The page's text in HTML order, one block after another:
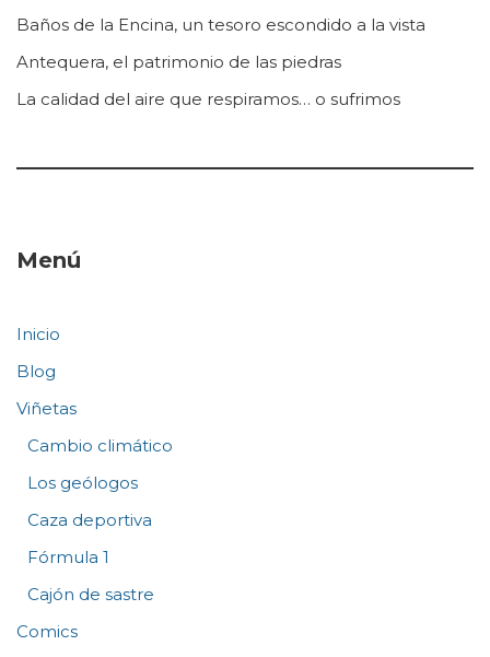
Baños de la Encina, un tesoro escondido a la vista
Antequera, el patrimonio de las piedras
La calidad del aire que respiramos… o sufrimos
Menú
Inicio
Blog
Viñetas
Cambio climático
Los geólogos
Caza deportiva
Fórmula 1
Cajón de sastre
Comics